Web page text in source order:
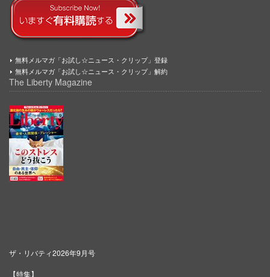
無料メルマガ「お試し☆ニュース・クリップ」登録
無料メルマガ「お試し☆ニュース・クリップ」解約
The Liberty Magazine
ザ・リバティ2026年9月号
【特集】